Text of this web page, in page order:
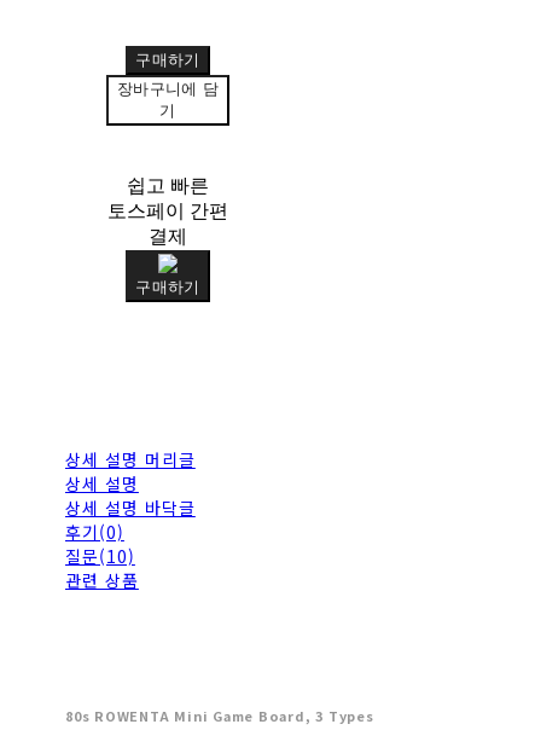
구매하기
장바구니에 담
기
쉽고 빠른
토스페이 간편
결제
구매하기
상세 설명 머리글
상세 설명
상세 설명 바닥글
후기(0)
질문(10)
관련 상품
80s ROWENTA Mini Game Board, 3 Types